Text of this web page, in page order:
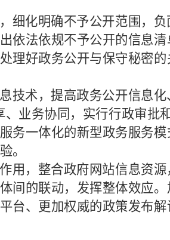
细化明确不予公开范围，负
依法依规不予公开的信息
理好政务公开与保守秘密
技术，提高政务公开信息
业务协同，实行行政审批
务一体化的新型政务服务
。
用，整合政府网站信息资源
间的联动，发挥整体效应
、更加权威的政策发布解